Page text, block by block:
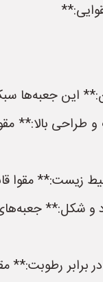
این جعبه‌ها سبک
طراحی بالا:**
زیست:** مقوا
و شکل:**
برابر رطوبت:**